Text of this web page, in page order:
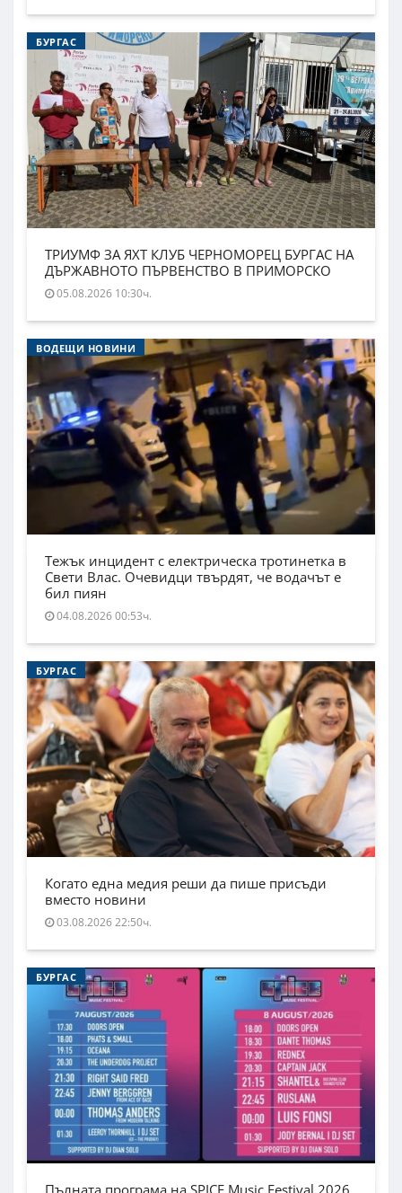
БУРГАС
ТРИУМФ ЗА ЯХТ КЛУБ ЧЕРНОМОРЕЦ БУРГАС НА
ДЪРЖАВНОТО ПЪРВЕНСТВО В ПРИМОРСКО
05.08.2026 10:30ч.
ВОДЕЩИ НОВИНИ
Тежък инцидент с електрическа тротинетка в
Свети Влас. Очевидци твърдят, че водачът е
бил пиян
04.08.2026 00:53ч.
БУРГАС
Когато една медия реши да пише присъди
вместо новини
03.08.2026 22:50ч.
БУРГАС